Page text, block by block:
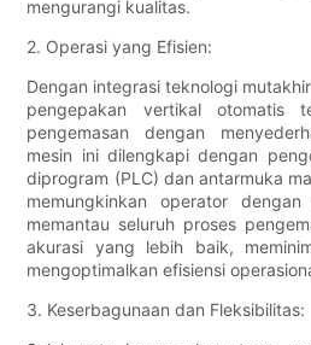
mengurangi kualitas.
2. Operasi yang Efisien:
Dengan integrasi teknologi
pengepakan vertikal otomatis
pengemasan dengan
mesin ini dilengkapi dengan
diprogram (PLC) dan antarmuka
memungkinkan operator
memantau seluruh proses
akurasi yang lebih baik,
mengoptimalkan efisiensi
3. Keserbagunaan dan Fleksibilitas: